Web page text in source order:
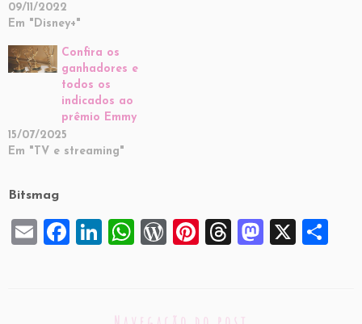
09/11/2022
Em "Disney+"
Confira os
ganhadores e
todos os
indicados ao
prêmio Emmy
15/07/2025
Em "TV e streaming"
Bitsmag
E
F
Li
e
W W
P
Pi
T
M
X